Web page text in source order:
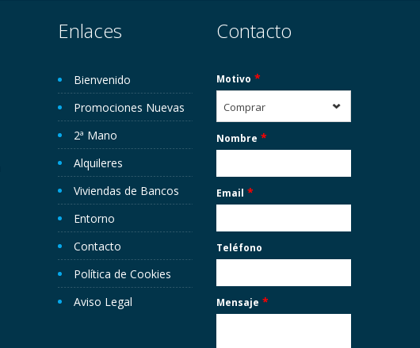
Enlaces
Bienvenido
Promociones Nuevas
2ª Mano
Alquileres
Viviendas de Bancos
Entorno
Contacto
Política de Cookies
Aviso Legal
Contacto
Motivo *
Comprar
Nombre *
Email *
Teléfono
Mensaje *